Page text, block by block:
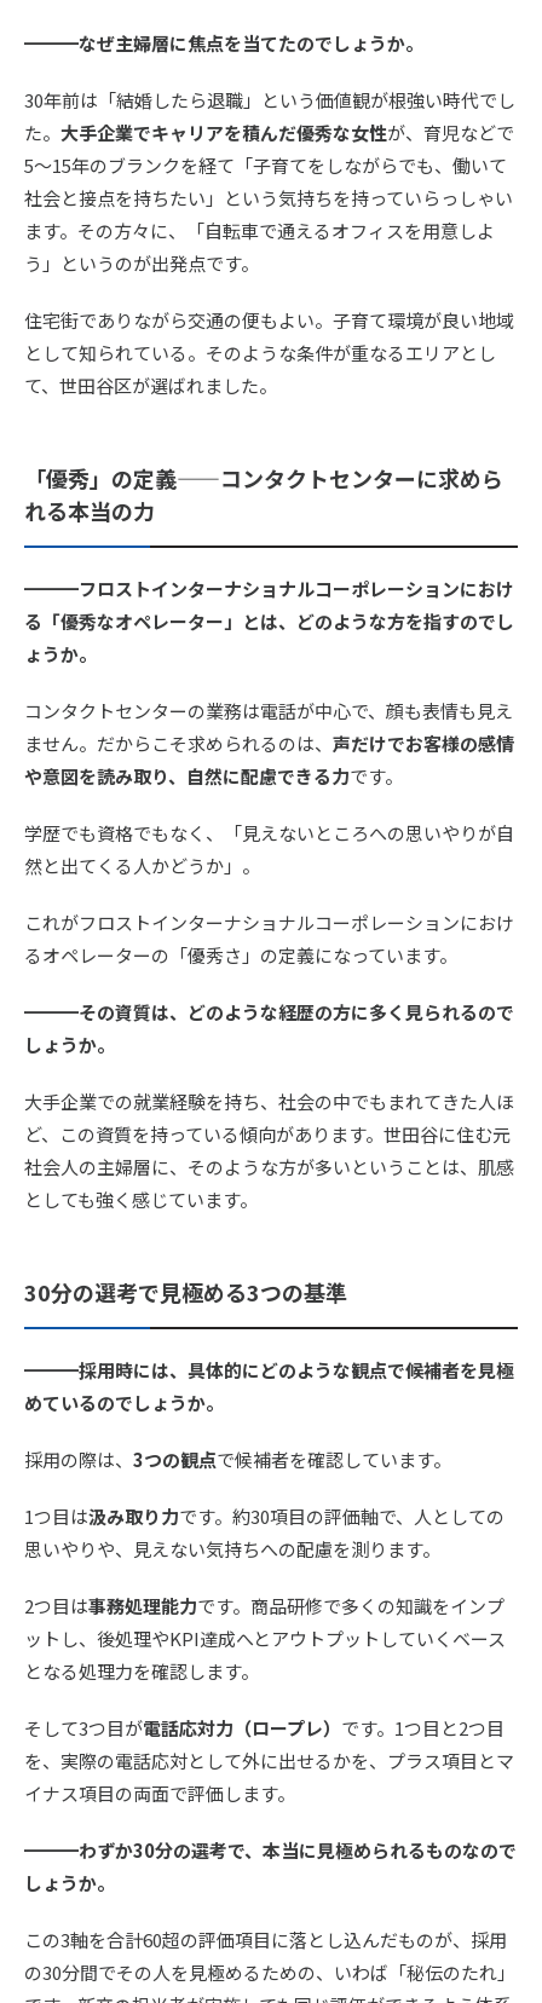
━━━なぜ主婦層に焦点を当てたのでしょうか。
30年前は「結婚したら退職」という価値観が根強い時代でし
た。 大手企業でキャリアを積んだ優秀な女性が、育児などで
5〜15年のブランクを経て「子育てをしながらでも、働いて
社会と接点を持ちたい」という気持ちを持っていらっしゃい
ます。その方々に、「自転車で通えるオフィスを用意しよ
う」というのが出発点です。
住宅街でありながら交通の便もよい。子育て環境が良い地域
として知られている。そのような条件が重なるエリアとし
て、世田谷区が選ばれました。
「優秀」の定義——コンタクトセンターに求めら
れる本当の力
━━━フロストインターナショナルコーポレーションにおけ
る「優秀なオペレーター」とは、どのような方を指すのでし
ょうか。
コンタクトセンターの業務は電話が中心で、顔も表情も見え
ません。だからこそ求められるのは、 声だけでお客様の感情
や意図を読み取り、自然に配慮できる力です。
学歴でも資格でもなく、「見えないところへの思いやりが自
然と出てくる人かどうか」。
これがフロストインターナショナルコーポレーションにおけ
るオペレーターの「優秀さ」の定義になっています。
━━━その資質は、どのような経歴の方に多く見られるので
しょうか。
大手企業での就業経験を持ち、社会の中でもまれてきた人ほ
ど、この資質を持っている傾向があります。世田谷に住む元
社会人の主婦層に、そのような方が多いということは、肌感
としても強く感じています。
30分の選考で見極める3つの基準
━━━採用時には、具体的にどのような観点で候補者を見極
めているのでしょうか。
採用の際は、 3つの観点で候補者を確認しています。
1つ目は汲み取り力です。約30項目の評価軸で、人としての
思いやりや、見えない気持ちへの配慮を測ります。
2つ目は事務処理能力です。商品研修で多くの知識をインプ
ットし、後処理やKPI達成へとアウトプットしていくベース
となる処理力を確認します。
そして3つ目が電話応対力（ロープレ） です。1つ目と2つ目
を、実際の電話応対として外に出せるかを、プラス項目とマ
イナス項目の両面で評価します。
━━━わずか30分の選考で、本当に見極められるものなので
しょうか。
この3軸を合計60超の評価項目に落とし込んだものが、採用
の30分間でその人を見極めるための、いわば「秘伝のたれ」